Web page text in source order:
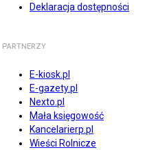
Deklaracja dostępności
PARTNERZY
E-kiosk.pl
E-gazety.pl
Nexto.pl
Mała księgowość
Kancelarierp.pl
Wieści Rolnicze